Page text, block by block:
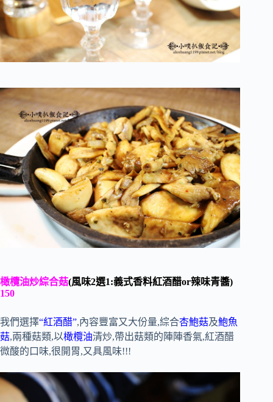
橄欖油炒綜合菇(風味2選1:義式香料紅酒醋or辣味青醬)
150
我們選擇“紅酒醋”,內容豐富又大份量,綜合杏鮑菇及鮑魚
菇,兩種菇類,以橄欖油清炒,帶出菇類的陣陣香氣,紅酒醋
微酸的口味,很開胃,又具風味!!!